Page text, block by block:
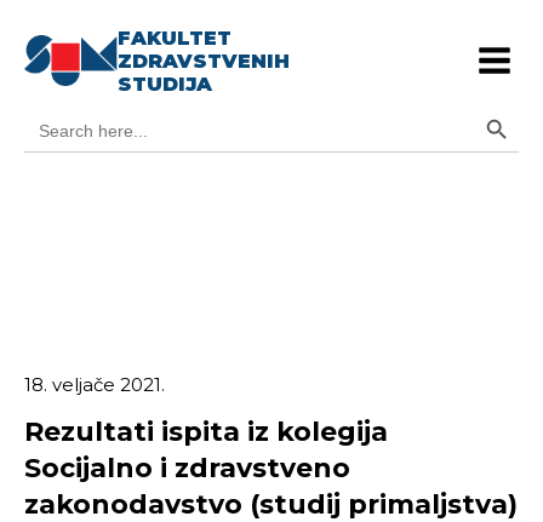
FAKULTET
ZDRAVSTVENIH
STUDIJA
for:
18. veljače 2021.
Rezultati ispita iz kolegija
Socijalno i zdravstveno
zakonodavstvo (studij primaljstva)